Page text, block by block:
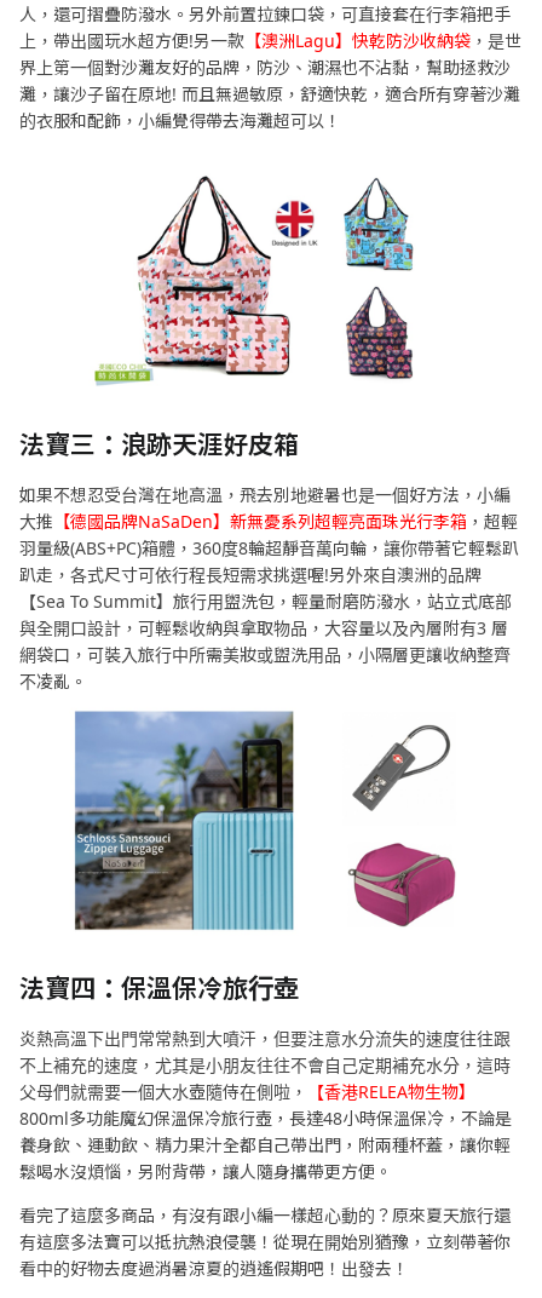
人，還可摺疊防潑水。另外前置拉鍊口袋，可直接套在行李箱把手
上，帶出國玩水超方便!另一款 【澳洲Lagu】快乾防沙收納袋 ，是世
界上第一個對沙灘友好的品牌，防沙、潮濕也不沾黏，幫助拯救沙
灘，讓沙子留在原地! 而且無過敏原，舒適快乾，適合所有穿著沙灘
的衣服和配飾，小編覺得帶去海灘超可以！
法寶三：浪跡天涯好皮箱
如果不想忍受台灣在地高溫，飛去別地避暑也是一個好方法，小編
大推 【德國品牌NaSaDen】新無憂系列超輕亮面珠光行李箱 ，超輕
羽量級(ABS+PC)箱體，360度8輪超靜音萬向輪，讓你帶著它輕鬆趴
趴走，各式尺寸可依行程長短需求挑選喔!另外來自澳洲的品牌
【Sea To Summit】旅行用盥洗包，輕量耐磨防潑水，站立式底部
與全開口設計，可輕鬆收納與拿取物品，大容量以及內層附有3 層
網袋口，可裝入旅行中所需美妝或盥洗用品，小隔層更讓收納整齊
不凌亂。
法寶四：保溫保冷旅行壺
炎熱高溫下出門常常熱到大噴汗，但要注意水分流失的速度往往跟
不上補充的速度，尤其是小朋友往往不會自己定期補充水分，這時
父母們就需要一個大水壺隨侍在側啦，
【香港RELEA物生物】
800ml多功能魔幻保溫保冷旅行壺，長達48小時保溫保冷，不論是
養身飲、運動飲、精力果汁全都自己帶出門，附兩種杯蓋，讓你輕
鬆喝水沒煩惱，另附背帶，讓人隨身攜帶更方便。
看完了這麼多商品，有沒有跟小編一樣超心動的？原來夏天旅行還
有這麼多法寶可以抵抗熱浪侵襲！從現在開始別猶豫，立刻帶著你
看中的好物去度過消暑涼夏的逍遙假期吧！出發去！